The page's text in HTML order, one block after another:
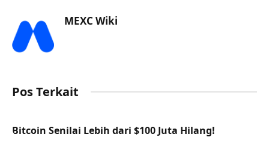
MEXC Wiki
Pos Terkait
Bitcoin Senilai Lebih dari $100 Juta Hilang!